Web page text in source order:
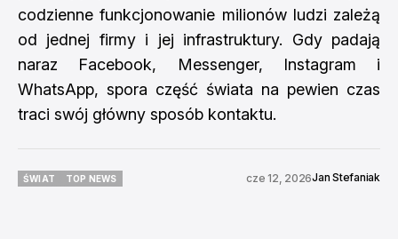
codzienne funkcjonowanie milionów ludzi zależą
od jednej firmy i jej infrastruktury. Gdy padają
naraz Facebook, Messenger, Instagram i
WhatsApp, spora część świata na pewien czas
traci swój główny sposób kontaktu.
ŚWIAT
TOP NEWS
cze 12, 2026Jan Stefaniak